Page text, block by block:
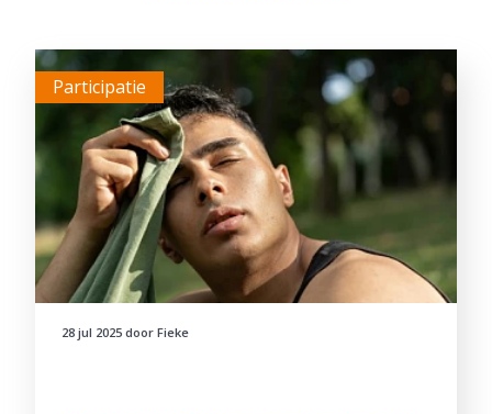
Participatie
28 jul 2025 door Fieke